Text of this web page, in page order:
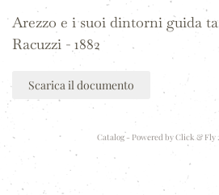
Arezzo e i suoi dintorni guida
Racuzzi - 1882
Scarica il documento
Catalog - Powered byClick & Fly